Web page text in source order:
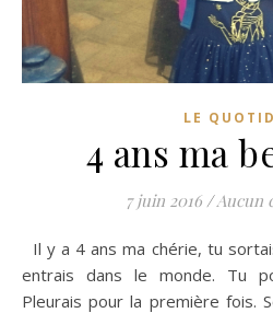
LE
4 ans ma
7 juin 2016 / Aucun
Il y a 4 ans ma chérie, tu sortais du ventre de maman et
entrais dans le monde. Tu
Pleurais pour la première fois.